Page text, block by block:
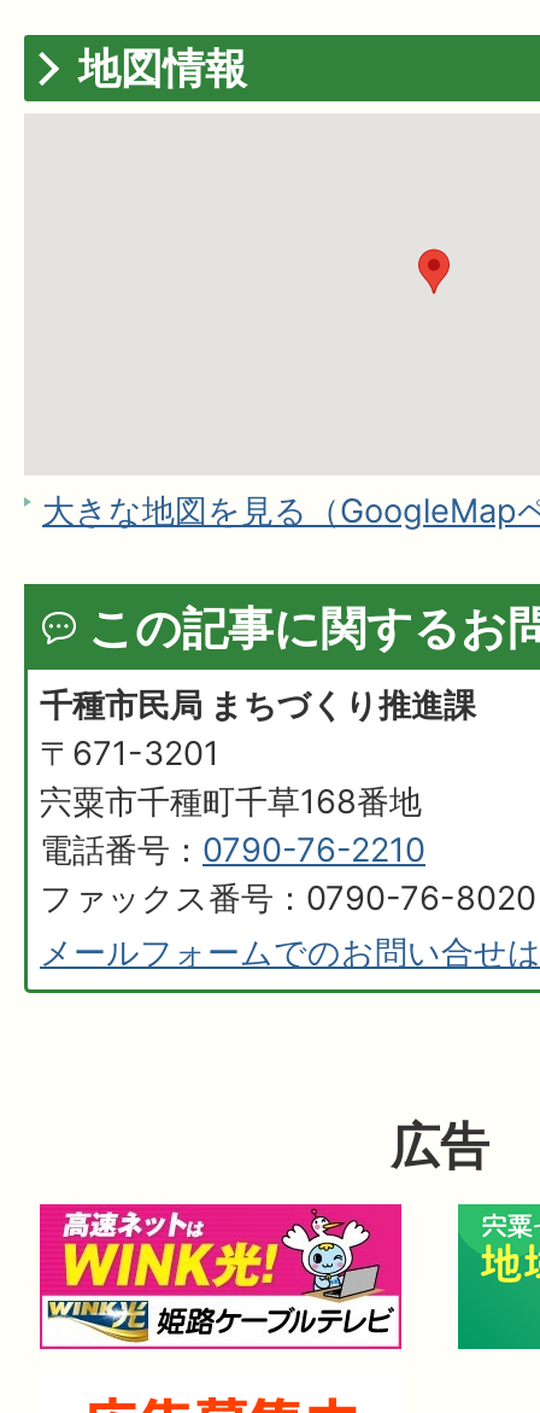
地図情報
大きな地図を見る（GoogleMap
この記事に関するお
千種市民局 まちづくり推進課
〒671-3201
宍粟市千種町千草168番地
電話番号： 0790-76-2210
ファックス番号：0790-76-8020
メールフォームでのお問い合せ
広告